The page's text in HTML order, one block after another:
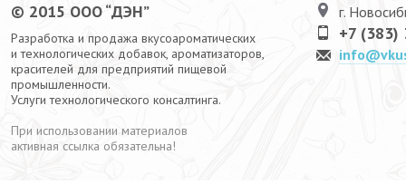
© 2015 ООО “ДЭН”
Разработка и продажа вкусоароматических
и технологических добавок, ароматизаторов,
красителей для предприятий пищевой
промышленности.
Услуги технологического консалтинга.
При использовании материалов
активная ссылка обязательна!
г.
+7